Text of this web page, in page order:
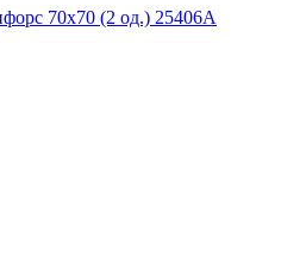
70х70 (2 од.) 25406А